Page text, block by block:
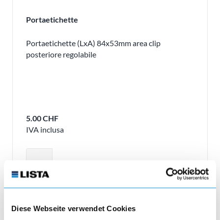
Diese Webseite verwendet Cookies
Portaetichette
Portaetichette (LxA) 84x53mm area clip
posteriore regolabile
5.00 CHF
IVA inclusa
Quantità
add